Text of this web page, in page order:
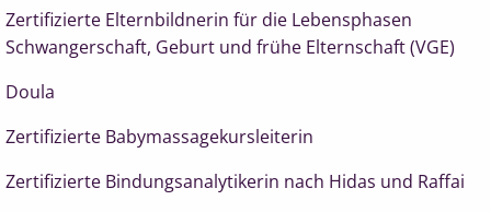
Zertifizierte Elternbildnerin für die Lebensphasen
Schwangerschaft, Geburt und frühe Elternschaft (VGE)
Doula
Zertifizierte Babymassagekursleiterin
Zertifizierte Bindungsanalytikerin nach Hidas und Raffai